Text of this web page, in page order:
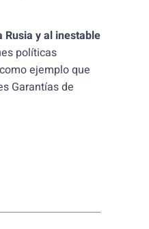
Rusia y al inestable
políticas
ejemplo que
Garantías de